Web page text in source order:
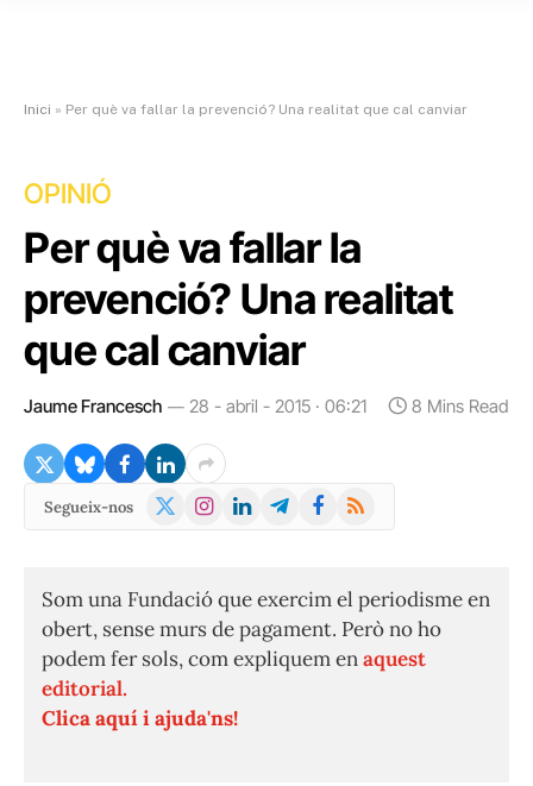
Inici » Per què va fallar la prevenció? Una realitat que cal canviar
OPINIÓ
Per què va fallar la
prevenció? Una realitat
que cal canviar
Jaume Francesch 28 - abril - 2015 · 06:21 8 Mins Read
Segueix-nos
X
Instagram
LinkedInTelegramFacebook
RSS
Som una Fundació que exercim el periodisme en
obert, sense murs de pagament. Però no ho
podem fer sols, com expliquem enaquest
editorial.
Clica aquí i ajuda'ns!